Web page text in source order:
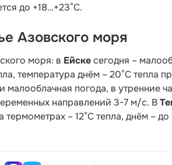
до +18…+23°С.
Азовского моря
моря: в Ейскесегодня –
температура днём – 20°С тепла
малооблачная погода, в утренние
направлений 3-7 м/с. В
– 12°С тепла, днём –